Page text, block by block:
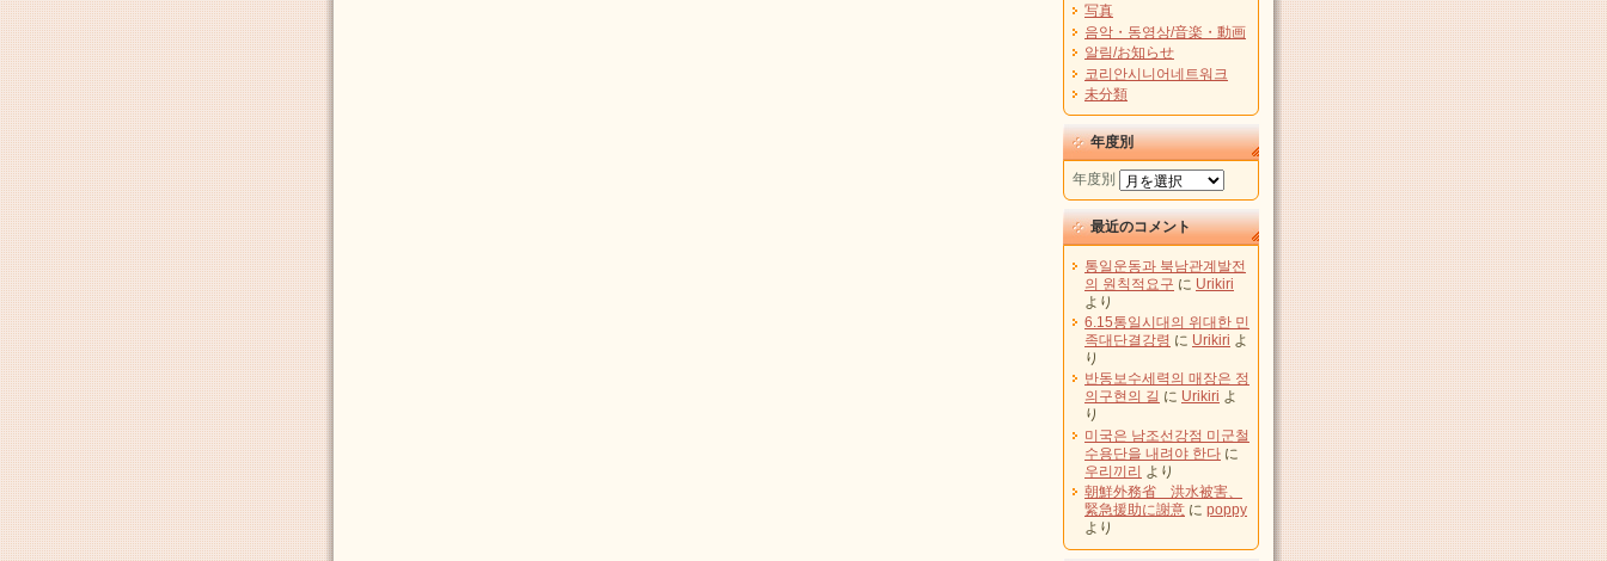
写真
음악・동영상/音楽・動画
알림/お知らせ
코리안시니어네트워크
未分類
年度別
年度別
最近のコメント
통일운동과 북남관계발전
의 원칙적요구 に Urikiri
より
6.15통일시대의 위대한 민
족대단결강령 に Urikiri よ
り
반동보수세력의 매장은 정
의구현의 길 に Urikiri よ
り
미국은 남조선강점 미군철
수용단을 내려야 한다 に
우리끼리 より
朝鮮外務省 洪水被害、
緊急援助に謝意 に poppy
より